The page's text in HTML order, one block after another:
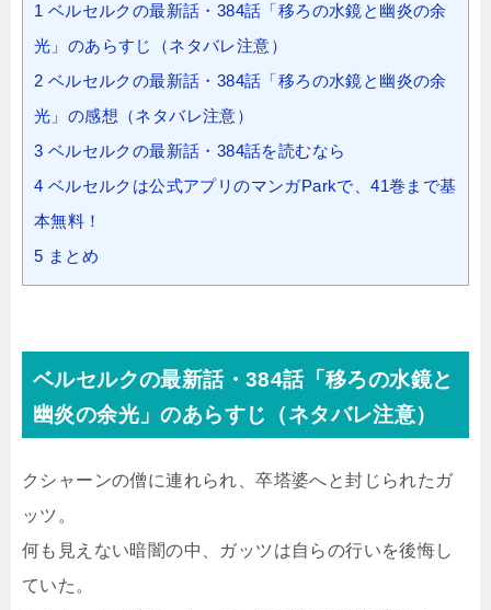
1 ベルセルクの最新話・384話「移ろの水鏡と幽炎の余
光」のあらすじ（ネタバレ注意）
2 ベルセルクの最新話・384話「移ろの水鏡と幽炎の余
光」の感想（ネタバレ注意）
3 ベルセルクの最新話・384話を読むなら
4 ベルセルクは公式アプリのマンガParkで、41巻まで基
本無料！
5 まとめ
ベルセルクの最新話・384話「移ろの水鏡と
幽炎の余光」のあらすじ（ネタバレ注意）
クシャーンの僧に連れられ、卒塔婆へと封じられたガ
ッツ。
何も見えない暗闇の中、ガッツは自らの行いを後悔し
ていた。